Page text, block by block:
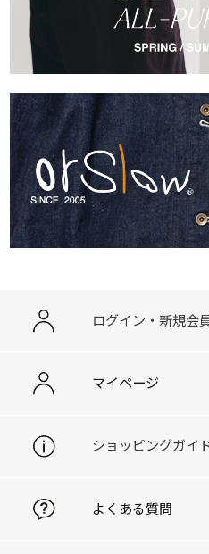
ログイン・新規会
マイページ
ショッピングガイ
よくある質問